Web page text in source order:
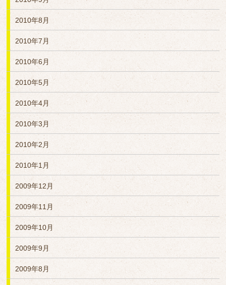
2010年8月
2010年7月
2010年6月
2010年5月
2010年4月
2010年3月
2010年2月
2010年1月
2009年12月
2009年11月
2009年10月
2009年9月
2009年8月